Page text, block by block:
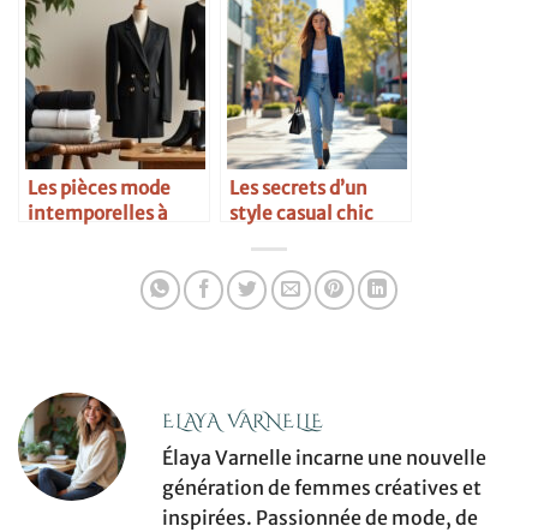
Les pièces mode
intemporelles à
Les secrets d’un
style casual chic
ELAYA VARNELLE
Élaya Varnelle incarne une nouvelle
génération de femmes créatives et
inspirées. Passionnée de mode, de